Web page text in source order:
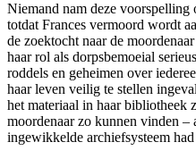
Niemand nam deze voorspelling
totdat Frances vermoord wordt
de zoektocht naar de
haar rol als dorpsbemoeial
roddels en geheimen over
haar leven veilig te stellen
het materiaal in haar bibliotheek
moordenaar zo kunnen vinden
ingewikkelde archiefsysteem